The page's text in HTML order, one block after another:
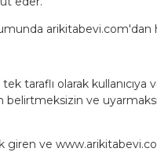
taraflı olarak
ve
giren ve